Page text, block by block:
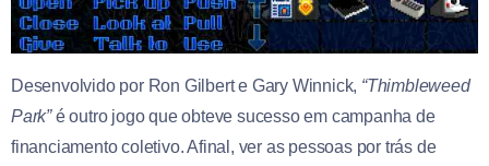
Desenvolvido por Ron Gilbert e Gary Winnick, “Thimbleweed
Park”é outro jogo que obteve sucesso em campanha de
financiamento coletivo. Afinal, ver as pessoas por trás de